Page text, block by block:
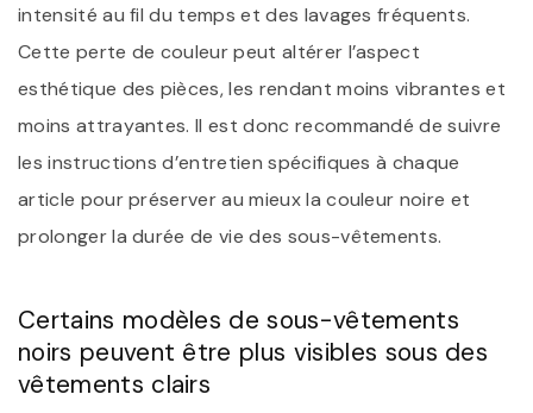
intensité au fil du temps et des lavages fréquents.
Cette perte de couleur peut altérer l’aspect
esthétique des pièces, les rendant moins vibrantes et
moins attrayantes. Il est donc recommandé de suivre
les instructions d’entretien spécifiques à chaque
article pour préserver au mieux la couleur noire et
prolonger la durée de vie des sous-vêtements.
Certains modèles de sous-vêtements
noirs peuvent être plus visibles sous des
vêtements clairs